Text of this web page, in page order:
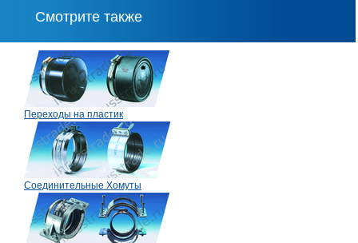
Смотрите также
Переходы на пластик
Соединительные Хомуты